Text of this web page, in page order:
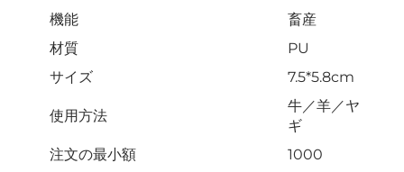
機能
畜産
材質
PU
サイズ
7.5*5.8cm
使用方法
牛／羊／ヤ
ギ
注文の最小額
1000